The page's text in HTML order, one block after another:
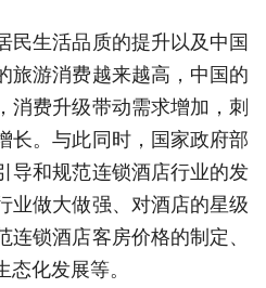
民生活品质的提升以及中国
旅游消费越来越高，中国的
消费升级带动需求增加，刺
长。与此同时，国家政府部
导和规范连锁酒店行业的发
业做大做强、对酒店的星级
锁酒店客房价格的制定、
化发展等。